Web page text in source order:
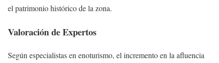
el patrimonio histórico de la zona.
Valoración de Expertos
Según especialistas en enoturismo, el incremento en la afluencia